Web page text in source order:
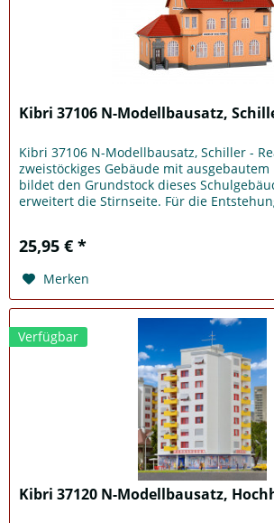
Kibri 37106 N-Modellbausatz,
Kibri 37106 N-Modellbausatz, Schiller -
zweistöckiges Gebäude mit ausgebautem
bildet den Grundstock dieses
erweitert die Stirnseite. Für die
25,95 € *
Merken
Verfügbar
Kibri 37120 N-Modellbausatz,